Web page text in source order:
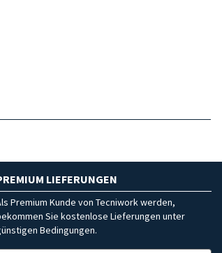
LIEFERUNGEN
Premium Kunde von Tecniwork werden,
Sie kostenlose Lieferungen unter
Bedingungen.